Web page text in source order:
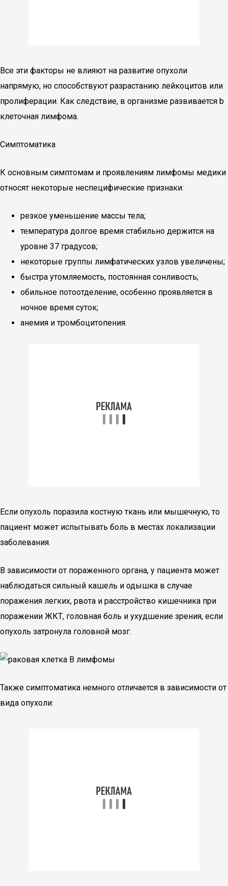
Все эти факторы не влияют на развитие опухоли
напрямую, но способствуют разрастанию лейкоцитов или
пролиферации. Как следствие, в организме развивается b
клеточная лимфома.
Симптоматика
К основным симптомам и проявлениям лимфомы медики
относят некоторые неспецифические признаки:
резкое уменьшение массы тела;
температура долгое время стабильно держится на
уровне 37 градусов;
некоторые группы лимфатических узлов увеличены;
быстра утомляемость, постоянная сонливость;
обильное потоотделение, особенно проявляется в
ночное время суток;
анемия и тромбоцитопения.
Если опухоль поразила костную ткань или мышечную, то
пациент может испытывать боль в местах локализации
заболевания.
В зависимости от пораженного органа, у пациента может
наблюдаться сильный кашель и одышка в случае
поражения легких, рвота и расстройство кишечника при
поражении ЖКТ, головная боль и ухудшение зрения, если
опухоль затронула головной мозг.
Также симптоматика немного отличается в зависимости от
вида опухоли: